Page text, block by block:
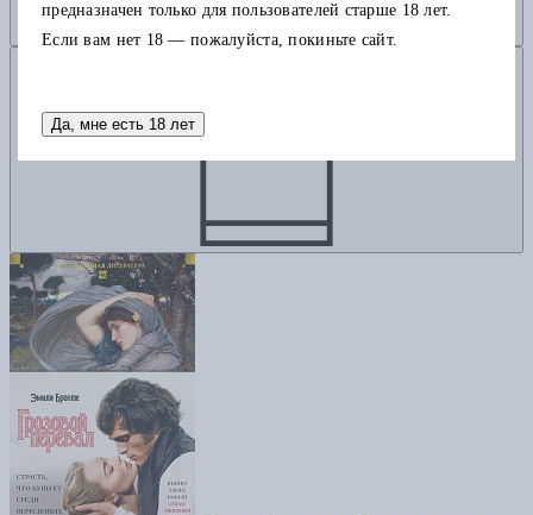
предназначен только для пользователей старше 18 лет.
Если вам нет 18 — пожалуйста, покиньте сайт.
Да, мне есть 18 лет